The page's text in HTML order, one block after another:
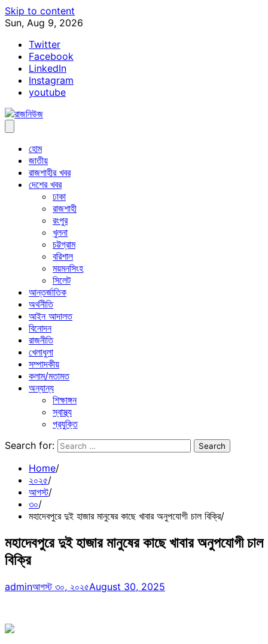
Skip to content
Sun, Aug 9, 2026
Twitter
Facebook
LinkedIn
Instagram
youtube
হোম
জাতীয়
রাজশাহীর খবর
দেশের খবর
ঢাকা
রাজশাহী
রংপুর
খুলনা
চট্টগ্রাম
বরিশাল
ময়মনসিংহ
সিলেট
আন্তর্জাতিক
অর্থনীতি
আইন আদালত
বিনোদন
রাজনীতি
খেলাধুলা
সম্পাদকীয়
কলাম/মতামত
অন্যান্য
শিক্ষাঙ্গন
স্বাস্থ্য
প্রযুক্তি
Search for:
Home
২০২৫
আগস্ট
৩০
মহাদেবপুরে দুই হাজার মানুষের কাছে খাবার অনুপযোগী চাল বিক্রি
মহাদেবপুরে দুই হাজার মানুষের কাছে খাবার অনুপযোগী চাল
বিক্রি
adminআগস্ট ৩০, ২০২৫August 30, 2025